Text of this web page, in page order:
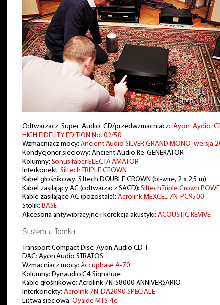
Odtwarzacz Super Audio CD/przedwzmacniacz:Ayon Aydio
HIGH FIDELITY EDITION No. 02/50
Wzmacniacz mocy: Ancient Audio SILVER GRAND MONO (wersja
Kondycjoner sieciowy: Ancient Audio Re-GENERATOR
Kolumny: Sonus faber ELECTA AMATOR
Interkonekt: Siltech TRIPLE CROWN
Kabel głośnikowy: Siltech DOUBLE CROWN (bi-wire, 2 x 2,5 m)
Kabel zasilający AC (odtwarzacz SACD): Siltech Triple Crown
Kable zasilające AC (pozostałe): Acrolink MEXCEL 7N-PC9500
Stolik: BASE
Akcesoria antywibracyjne i korekcja akustyki: ACOUSTIC REVIVE
System u Tomka
Transport Compact Disc: Ayon Audio CD-T
DAC: Ayon Audio STRATOS
Wzmacniacz mocy: Accuphase A-70
Kolumny: Dynaudio C4 Signature
Kable głośnikowe: Acrolink 7N-S8000 ANNIVERSARIO
Interkonekty: Acrolink 7N-DA2090 SPECIALE
Listwa sieciowa: Oyaide MTS-4e